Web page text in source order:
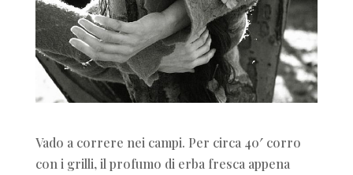
Vado a correre nei campi. Per circa 40′ corro
con i grilli, il profumo di erba fresca appena